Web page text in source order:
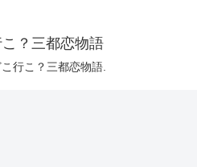
？三都恋物語
行こ？三都恋物語.